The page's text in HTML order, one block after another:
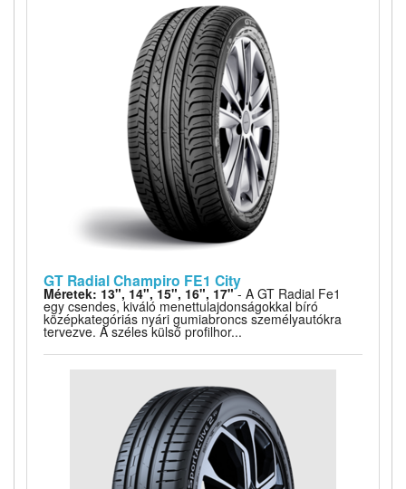
GT Radial Champiro FE1 City
Méretek: 13", 14", 15", 16", 17"- A GT Radial Fe1
egy csendes, kiváló menettulajdonságokkal bíró
középkategóriás nyári gumiabroncs személyautókra
tervezve. A széles külső profilhor...